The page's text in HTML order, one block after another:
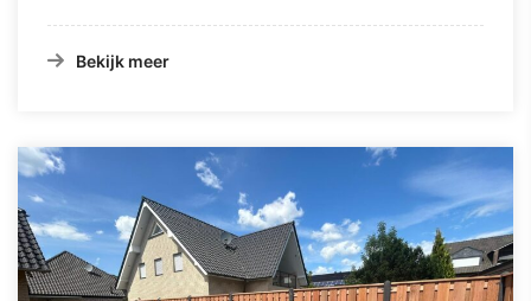
Bekijk meer